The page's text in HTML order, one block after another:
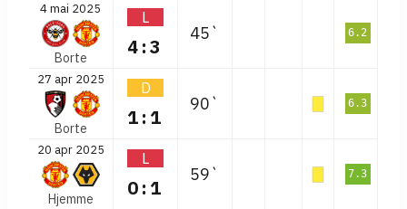
4 mai 2025
Borte
L
4:3
45` 6.2
27 apr 2025
Borte
D
1:1
90` 6.3
20 apr 2025
Hjemme
L
0:1
59` 7.3